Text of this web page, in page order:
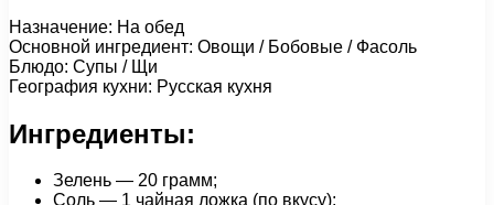
Назначение: На обед
Основной ингредиент: Овощи / Бобовые / Фасоль
Блюдо: Супы / Щи
География кухни: Русская кухня
Ингредиенты:
Зелень — 20 грамм;
Соль — 1 чайная ложка (по вкусу);